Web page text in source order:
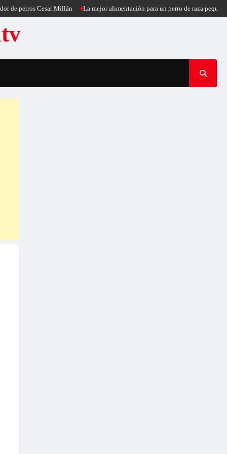
Cesar Millán La mejor alimentación para un perro de raza pequeña